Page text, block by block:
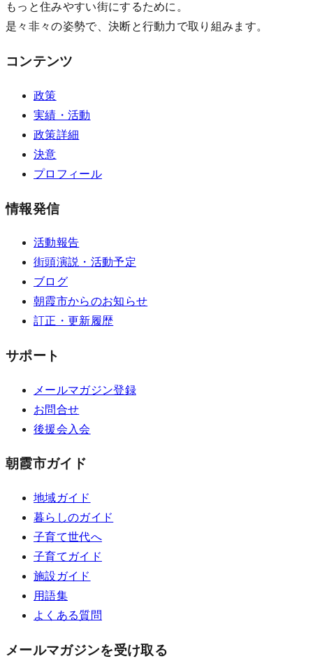
もっと住みやすい街にするために。
是々非々の姿勢で、決断と行動力で取り組みます。
コンテンツ
政策
実績・活動
政策詳細
決意
プロフィール
情報発信
活動報告
街頭演説・活動予定
ブログ
朝霞市からのお知らせ
訂正・更新履歴
サポート
メールマガジン登録
お問合せ
後援会入会
朝霞市ガイド
地域ガイド
暮らしのガイド
子育て世代へ
子育てガイド
施設ガイド
用語集
よくある質問
メールマガジンを受け取る